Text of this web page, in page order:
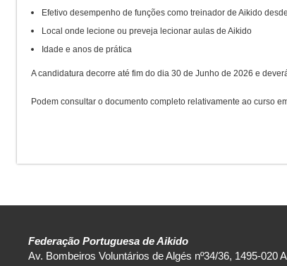
Efetivo desempenho de funções como treinador de Aikido
Local onde lecione ou preveja lecionar aulas de Aikido
Idade e anos de prática
A candidatura decorre até fim do dia 30 de Junho de 2026 e
Podem consultar o documento completo relativamente ao curso
Federação Portuguesa de Aikido
Av. Bombeiros Voluntários de Algés nº34/36, 1495-020